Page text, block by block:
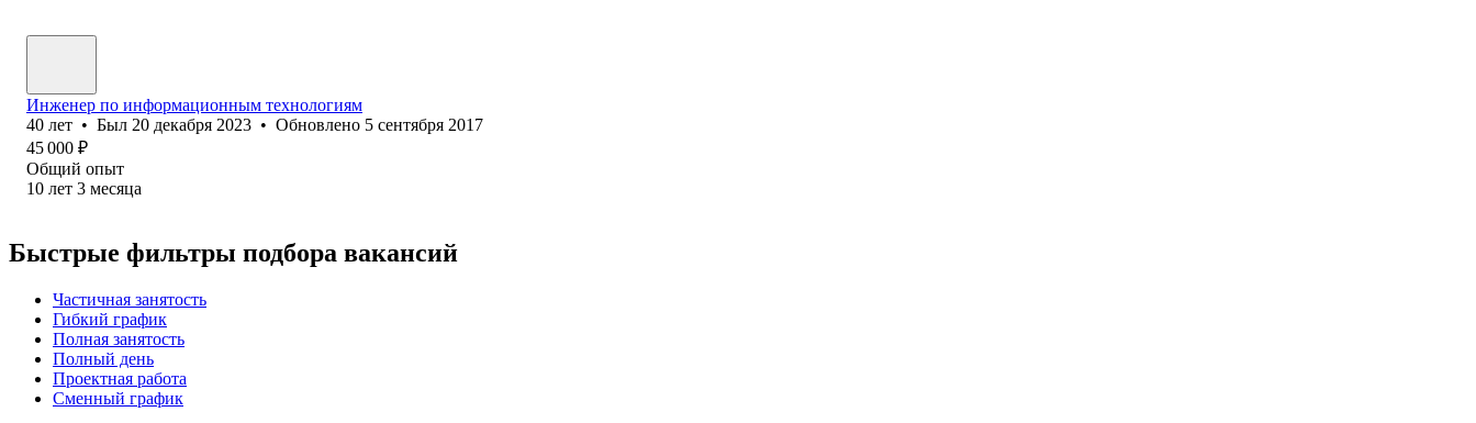
Инженер по информационным технологиям
40 лет • Был 20 декабря 2023 • Обновлено 5 сентября 2017
45 000 ₽
Общий опыт
10 лет 3 месяца
Быстрые фильтры подбора вакансий
Частичная занятость
Гибкий график
Полная занятость
Полный день
Проектная работа
Сменный график